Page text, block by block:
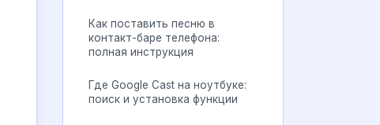
Как поставить песню в
контакт-баре телефона:
полная инструкция
Где Google Cast на ноутбуке:
поиск и установка функции